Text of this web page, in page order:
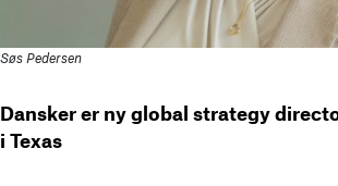
Søs Pedersen
Dansker er ny global strategy
i Texas